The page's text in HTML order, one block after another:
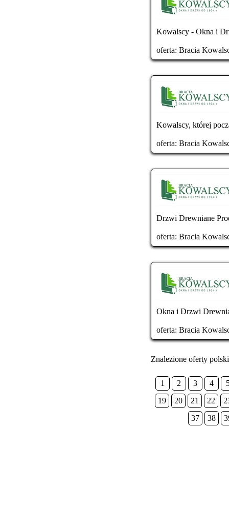
Kowalscy - Okna i
oferta: Bracia
Kowalscy, której
oferta: Bracia
Drzwi Drewniane
oferta: Bracia
Okna i Drzwi
oferta: Bracia
Znalezione oferty
1 2 3 4
19
20 21 22
37
38